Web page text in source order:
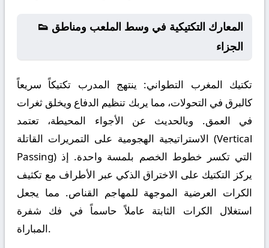
👟 المعارك التكتيكية في وسط الملعب ومناطق
الجزاء
تكتيك المغرب التطواني: ينتهج المدرب تكتيكاً سريعاً
كالبرق في التحولات، مما يربك تنظيم الدفاع ويخلق ثغرات
في العمق. وبالحديث عن الأجواء المحيطة، تعتمد
الاستراتيجية الهجومية على التمريرات القاتلة (Vertical
Passing) التي تكسر خطوط الخصم بلمسة واحدة. إذ
يركز التكتيك على الاختراق الذكي عبر الأطراف مع تكثيف
الكرات العرضية الموجهة للمهاجم القناص. مما يجعل
استغلال الكرات الثابتة عاملاً حاسماً في فك شفرة
المباراة.